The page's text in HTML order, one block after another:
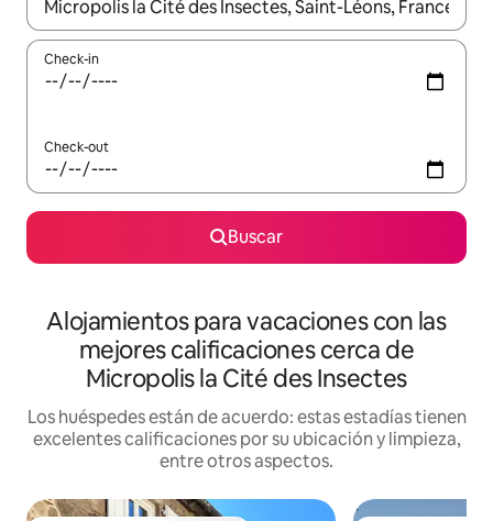
Cuando los resultados estén disponibles, navegá con las
Check-in
Check-out
Buscar
Alojamientos para vacaciones con las
mejores calificaciones cerca de
Micropolis la Cité des Insectes
Los huéspedes están de acuerdo: estas estadías tienen
excelentes calificaciones por su ubicación y limpieza,
entre otros aspectos.